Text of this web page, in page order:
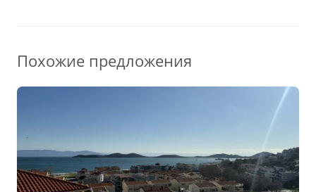
Похожие предложения